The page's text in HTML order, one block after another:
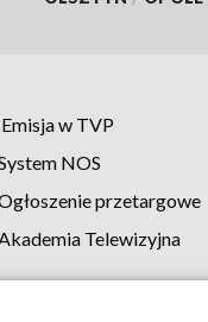
Emisja w TVP
NOS
przetargowe
Telewizyjna